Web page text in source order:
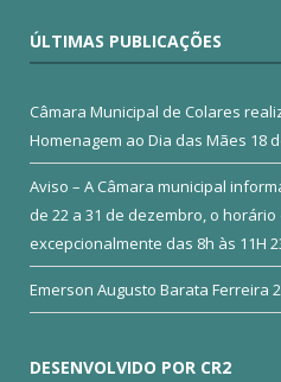
ÚLTIMAS PUBLICAÇÕES
Câmara Municipal de Colares
Homenagem ao Dia das Mães 18
Aviso – A Câmara municipal
de 22 a 31 de dezembro, o
excepcionalmente das 8h às 11H
Emerson Augusto Barata Ferreira
DESENVOLVIDO POR CR2